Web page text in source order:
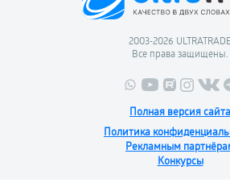
2003-2026 ULTRATRADE
Все права защищены.
Полная версия сайта
Политика
Рекламным
Конкурсы